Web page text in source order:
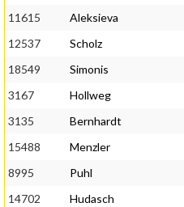
11615
Aleksieva
12537
Scholz
18549
Simonis
3167
Hollweg
3135
Bernhardt
15488
Menzler
8995
Puhl
14702
Hudasch